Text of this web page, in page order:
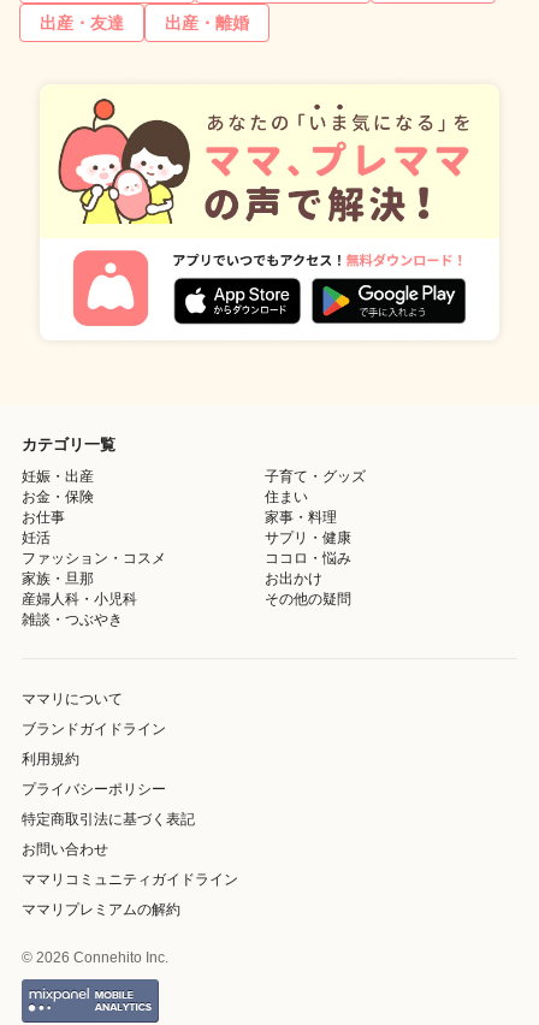
出産・友達
出産・離婚
カテゴリ一覧
妊娠・出産
子育て・グッズ
お金・保険
住まい
お仕事
家事・料理
妊活
サプリ・健康
ファッション・コスメ
ココロ・悩み
家族・旦那
お出かけ
産婦人科・小児科
その他の疑問
雑談・つぶやき
ママリについて
ブランドガイドライン
利用規約
プライバシーポリシー
特定商取引法に基づく表記
お問い合わせ
ママリコミュニティガイドライン
ママリプレミアムの解約
© 2026 Connehito Inc.